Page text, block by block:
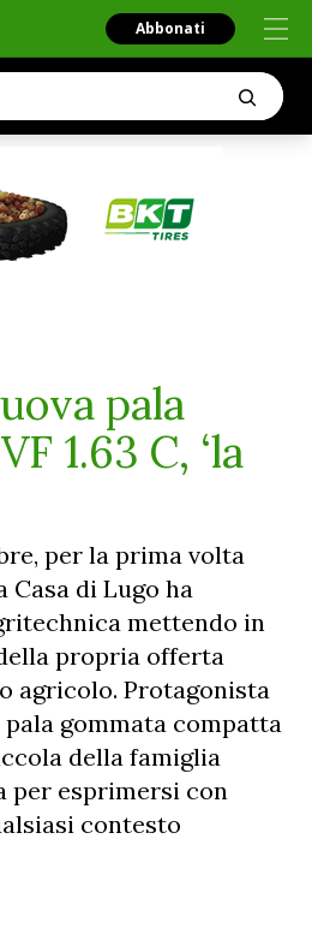
Abbonati
pala
1.63 C, ‘la
per la prima volta
Casa di Lugo ha
mettendo in
propria offerta
agricolo. Protagonista
gommata compatta
della famiglia
per esprimersi con
contesto